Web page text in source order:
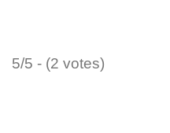
5/5 - (2 votes)